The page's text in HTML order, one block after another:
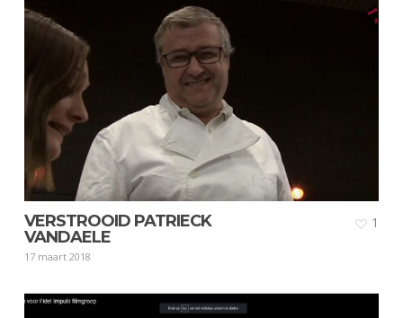
VERSTROOID PATRIECK
VANDAELE
17 maart 2018
1